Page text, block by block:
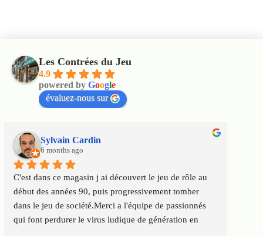
Les Contrées du Jeu
4.9
powered by Google
évaluez-nous sur
Sylvain Cardin
6 months ago
C'est dans ce magasin j ai découvert le jeu de rôle au
début des années 90, puis progressivement tomber
dans le jeu de société.Merci a l'équipe de passionnés
qui font perdurer le virus ludique de génération en